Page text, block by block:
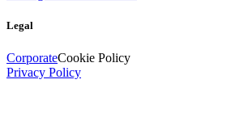
Legal
CorporateCookie Policy
Privacy Policy